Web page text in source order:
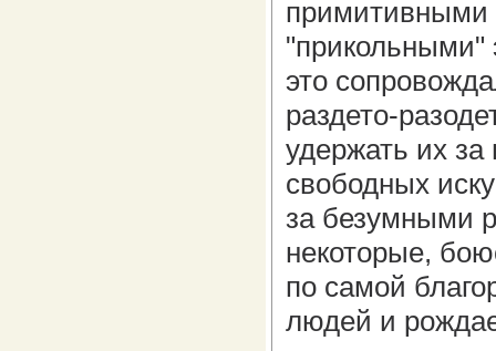
примитивными
"прикольными"
это
раздето-
удержать их
свободных
за безумными
некоторые,
по самой
людей и